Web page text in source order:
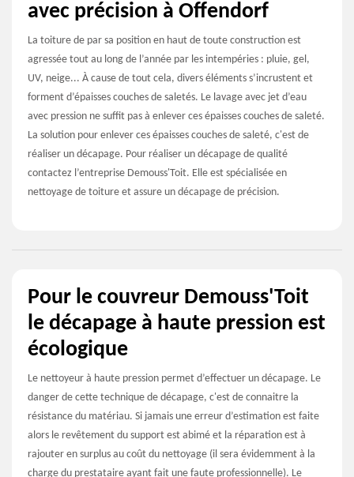
avec précision à Offendorf
La toiture de par sa position en haut de toute construction est
agressée tout au long de l’année par les intempéries : pluie, gel,
UV, neige... À cause de tout cela, divers éléments s’incrustent et
forment d’épaisses couches de saletés. Le lavage avec jet d’eau
avec pression ne suffit pas à enlever ces épaisses couches de saleté.
La solution pour enlever ces épaisses couches de saleté, c'est de
réaliser un décapage. Pour réaliser un décapage de qualité
contactez l’entreprise Demouss'Toit. Elle est spécialisée en
nettoyage de toiture et assure un décapage de précision.
Pour le couvreur Demouss'Toit
le décapage à haute pression est
écologique
Le nettoyeur à haute pression permet d’effectuer un décapage. Le
danger de cette technique de décapage, c'est de connaitre la
résistance du matériau. Si jamais une erreur d’estimation est faite
alors le revêtement du support est abimé et la réparation est à
rajouter en surplus au coût du nettoyage (il sera évidemment à la
charge du prestataire ayant fait une faute professionnelle). Le